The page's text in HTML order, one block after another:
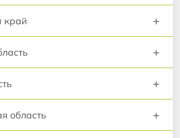
край +
+
+
область +